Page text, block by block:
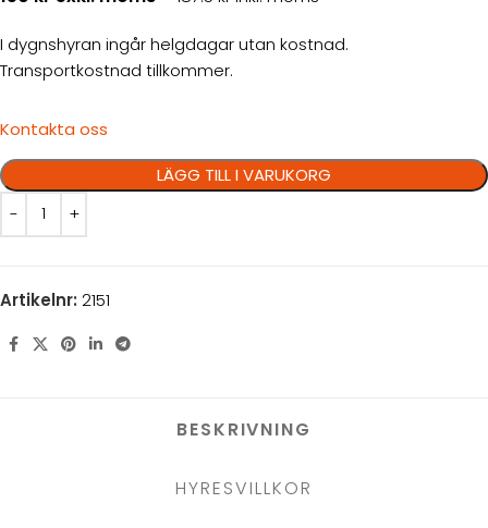
I dygnshyran ingår helgdagar utan kostnad.
Transportkostnad tillkommer.
Kontakta oss
LÄGG TILL I VARUKORG
Artikelnr: 2151
BESKRIVNING
HYRESVILLKOR